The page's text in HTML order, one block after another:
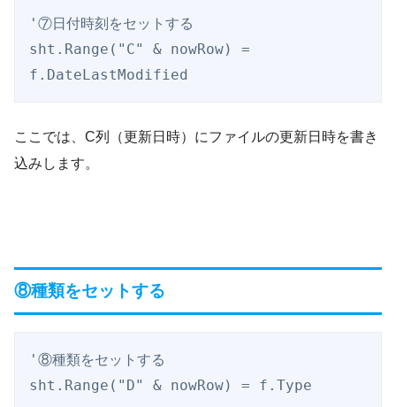
'⑦日付時刻をセットする
sht.Range("C" & nowRow) =
f.DateLastModified
ここでは、C列（更新日時）にファイルの更新日時を書き
込みします。
⑧種類をセットする
'⑧種類をセットする
sht.Range("D" & nowRow) = f.Type